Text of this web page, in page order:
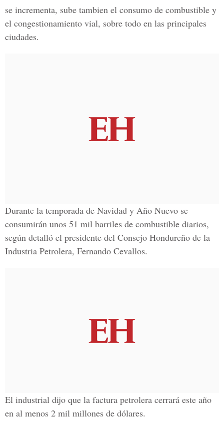
se incrementa, sube tambien el consumo de combustible y
el congestionamiento vial, sobre todo en las principales
ciudades.
Durante la temporada de Navidad y Año Nuevo se
consumirán unos 51 mil barriles de combustible diarios,
según detalló el presidente del Consejo Hondureño de la
Industria Petrolera, Fernando Cevallos.
El industrial dijo que la factura petrolera cerrará este año
en al menos 2 mil millones de dólares.